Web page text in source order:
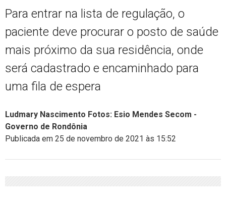
Para entrar na lista de regulação, o
paciente deve procurar o posto de saúde
mais próximo da sua residência, onde
será cadastrado e encaminhado para
uma fila de espera
Ludmary Nascimento Fotos: Esio Mendes Secom -
Governo de Rondônia
Publicada em 25 de novembro de 2021 às 15:52